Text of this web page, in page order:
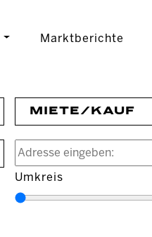
Marktberichte
MIETE/KAUF
Umkreis